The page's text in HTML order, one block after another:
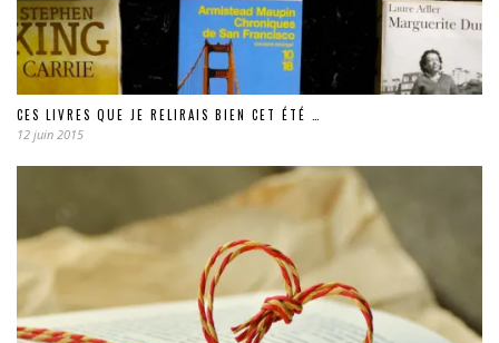
CES LIVRES QUE JE RELIRAIS BIEN CET ÉTÉ …
12 juin 2015